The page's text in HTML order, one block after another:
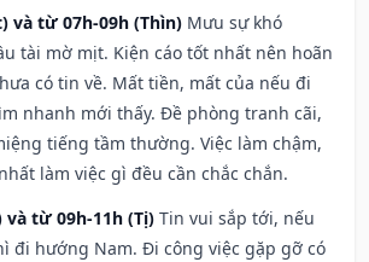
và từ 07h-09h (Thìn) Mưu sự khó
tài mờ mịt. Kiện cáo tốt nhất nên hoãn
có tin về. Mất tiền, mất của nếu đi
nhanh mới thấy. Đề phòng tranh cãi,
tiếng tầm thường. Việc làm chậm,
làm việc gì đều cần chắc chắn.
và từ 09h-11h (Tị) Tin vui sắp tới, nếu
đi hướng Nam. Đi công việc gặp gỡ có